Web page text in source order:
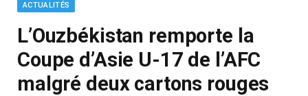
ACTUALITÉS
L’Ouzbékistan remporte la
Coupe d’Asie U-17 de l’AFC
malgré deux cartons rouges